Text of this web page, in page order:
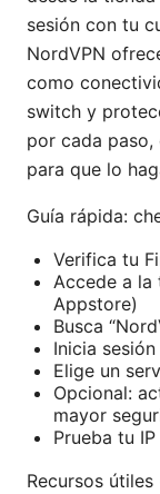
sesión con tu
NordVPN
como
switch y
por cada
para que lo
Guía rápida:
Verifica tu
Accede a la
Appstore)
Busca
Inicia
Elige un
Opcional:
mayor
Prueba tu
Recursos